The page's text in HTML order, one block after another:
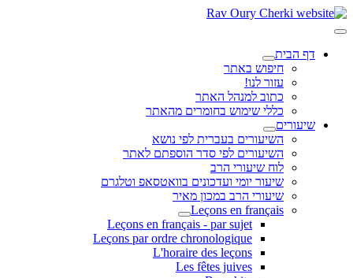
דף הבית
חיפוש באתר
עזור לנו!
כתוב למנהל האתר
כללי שימוש בחומרים מהאתר
שיעורים
השיעורים בעברית לפי נושא
השיעורים לפי סדר הוספתם לאתר
לוח שיעורי הרב
שיעור יומי ועדכונים בוואטסאפ וטלגרם
שיעורי הרב במכון מאיר
Leçons en français
Leçons en français - par sujet
Leçons par ordre chronologique
L'horaire des leçons
Les fêtes juives